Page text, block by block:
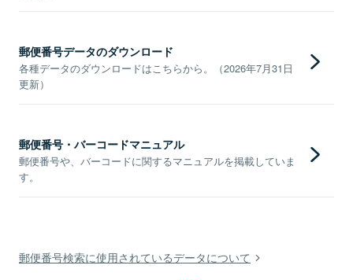
郵便番号データのダウンロード
各種データのダウンロードはこちらから。（2026年7月31日
更新）
郵便番号・バーコードマニュアル
郵便番号や、バーコードに関するマニュアルを掲載していま
す。
郵便番号検索に使用されているデータについて